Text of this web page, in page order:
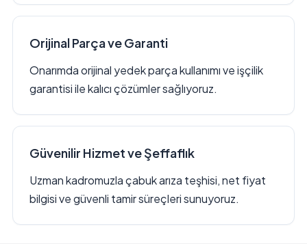
Orijinal Parça ve Garanti
Onarımda orijinal yedek parça kullanımı ve işçilik
garantisi ile kalıcı çözümler sağlıyoruz.
Güvenilir Hizmet ve Şeffaflık
Uzman kadromuzla çabuk arıza teşhisi, net fiyat
bilgisi ve güvenli tamir süreçleri sunuyoruz.